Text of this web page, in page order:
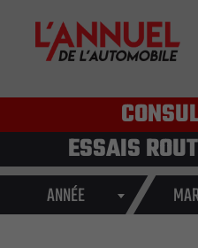
ESSAIS
ANNÉE